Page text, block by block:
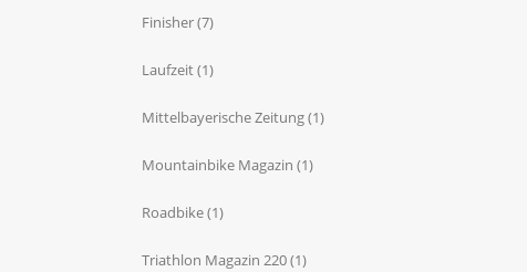
Finisher(7)
Laufzeit(1)
Mittelbayerische Zeitung(1)
Mountainbike Magazin (1)
Roadbike(1)
Triathlon Magazin 220(1)